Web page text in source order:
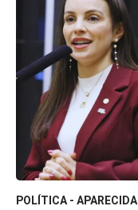
POLÍTICA - APARECIDA